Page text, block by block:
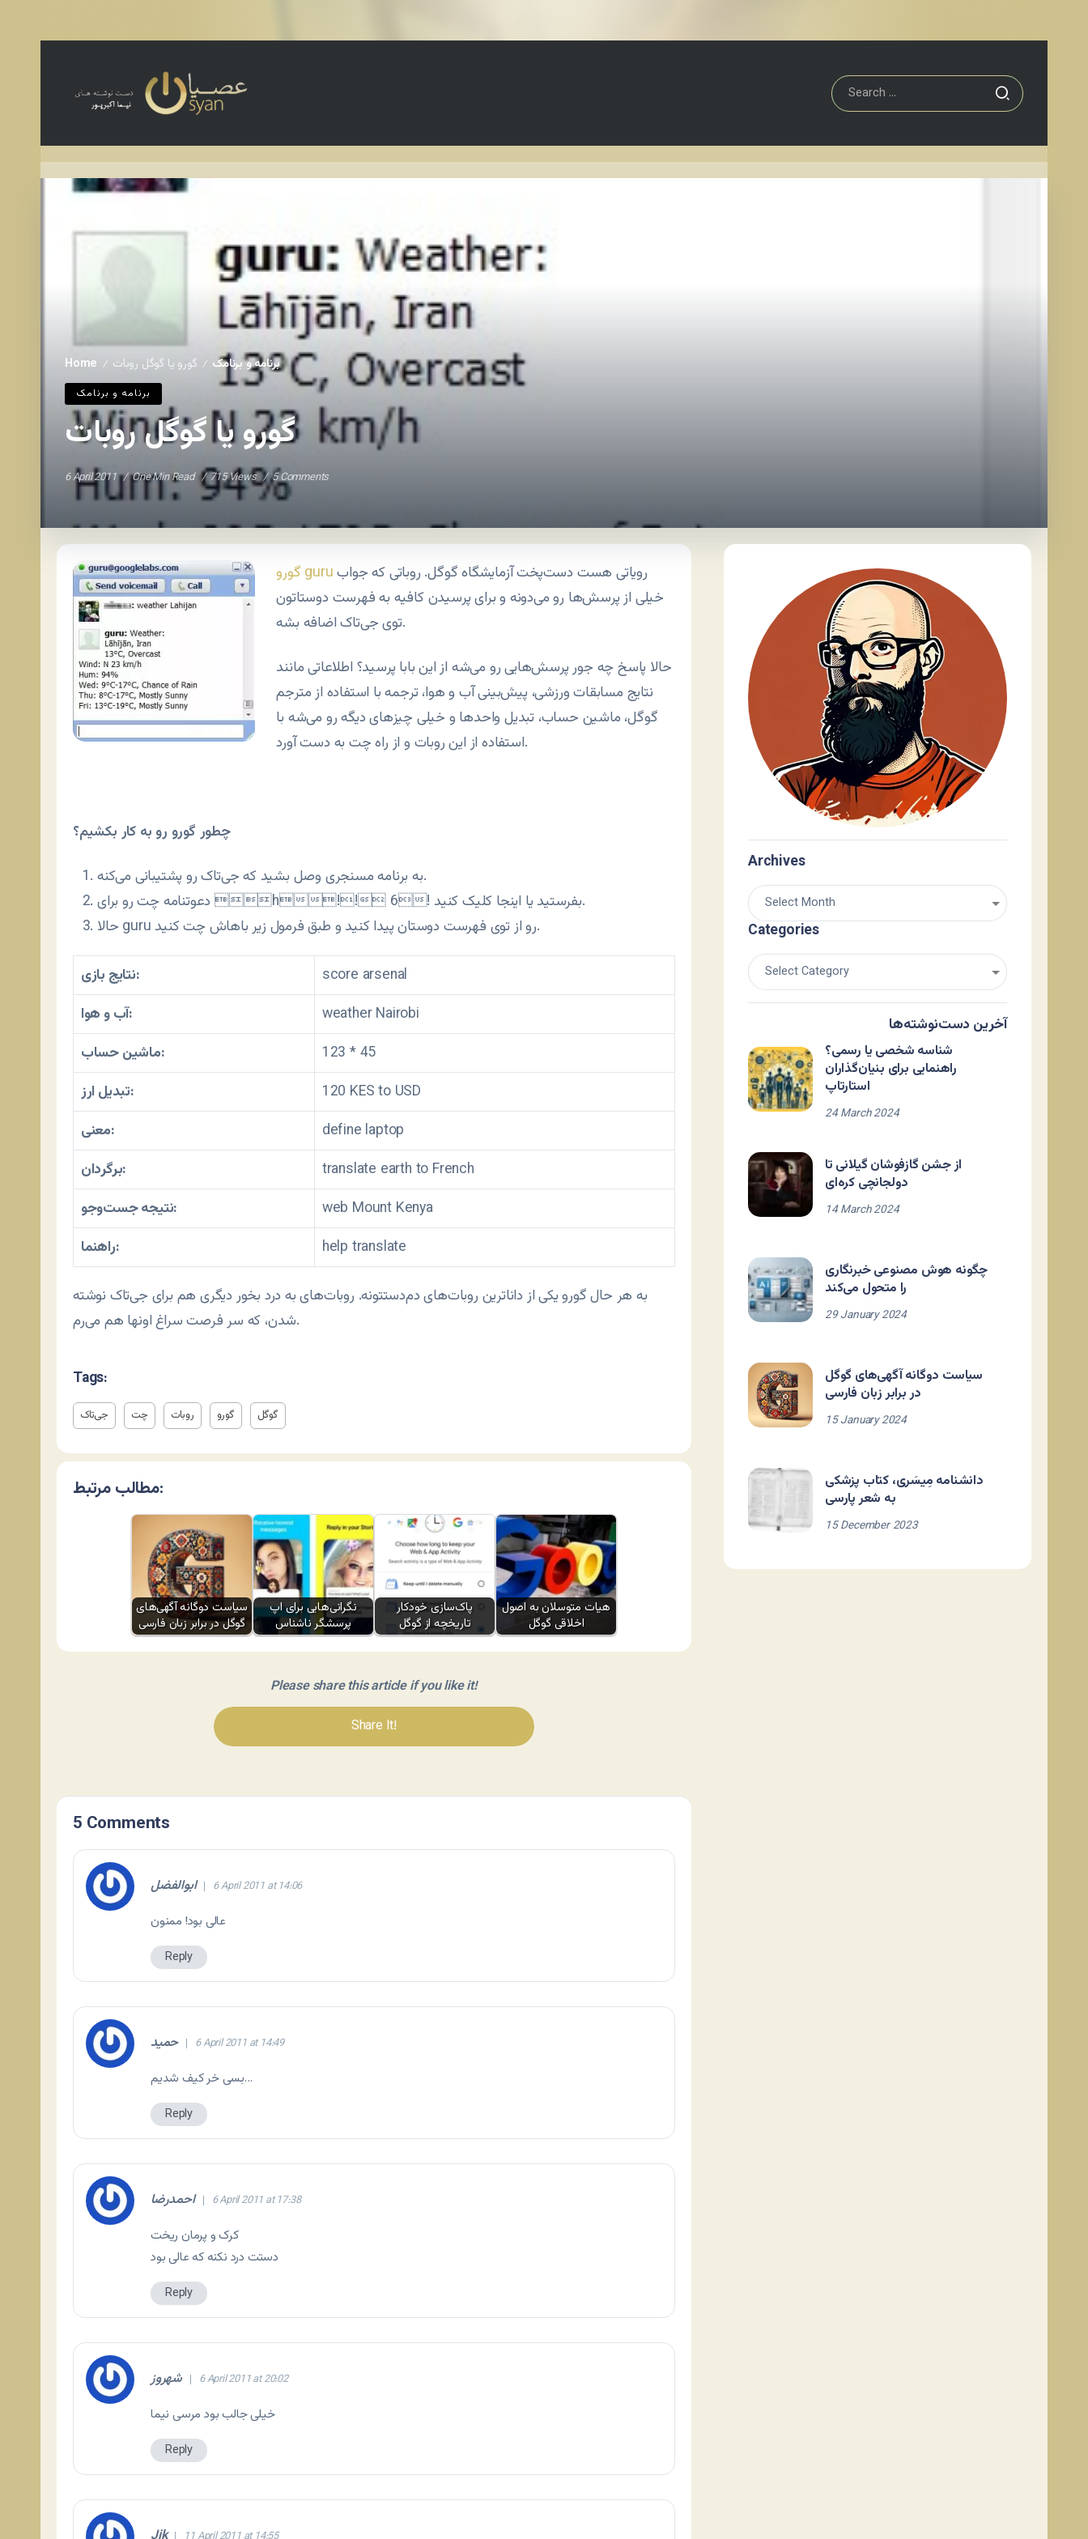
Home / برنامه و برنامک / گورو یا گوگل روبات
برنامه و برنامک
گورو یا گوگل روبات
6 April 2011 One Min Read 715 Views 5 Comments
گورو guruرویاتی هست دست‌پخت آزمایشگاه گوگل. روباتی که جواب
خیلی از پرسش‌ها رو می‌دونه و برای پرسیدن کافیه به فهرست دوستاتون
توی جی‌تاک اضافه بشه.
حالا پاسخ چه جور پرسش‌هایی رو می‌شه از این بابا پرسید؟ اطلاعاتی مانند
نتایج مسابقات ورزشی، پیش‌بینی آب و هوا، ترجمه با استفاده از مترجم
گوگل، ماشین حساب، تبدیل واحدها و خیلی چیزهای دیگه رو می‌شه با
استفاده از این روبات و از راه چت به دست آورد.
چطور گورو رو به کار بکشیم؟
به برنامه مسنجری وصل بشید که جی‌تاک رو پشتیبانی می‌کنه.
دعوتنامه چت رو برایh!! 6! بفرستید یا اینجا کلیک کنید
.
حالا guru رو از توی فهرست دوستان پیدا کنید و طبق فرمول زیر باهاش چت کنید.
نتایج بازی:
score arsenal
آب و هوا:
weather Nairobi
ماشین حساب:
123 * 45
تبدیل ارز:
120 KES to USD
معنی:
define laptop
برگردان:
translate earth to French
نتیجه جست‌وجو:
web Mount Kenya
راهنما:
help translate
به هر حال گورو یکی از داناترین روبات‌های دم‌دستتونه. روبات‌های به درد بخور دیگری هم برای جی‌تاک نوشته
شدن، که سر فرصت سراغ اونها هم می‌رم.
Tags:
جی‌تاک چت روبات گورو گوگل
مطالب مرتبط:
سیاست دوگانه آگهی‌های
گوگل در برابر زبان فارسی
نگرانی‌هایی برای اپ
پرسشگر ناشناس
پاک‌سازی خودکار
تاریخچه از گوگل
هیات متوسلان به اصول
اخلاقی گوگل
Please share this article if you like it!
Share It!
5 Comments
ابوالفضل 6 April 2011 at 14:06
عالی بود! ممنون
Reply
حمید 6 April 2011 at 14:49
بسی خر کیف شدیم…
Reply
احمدرضا 6 April 2011 at 17:38
کرک و پرمان ریخت
دستت درد نکنه که عالی بود
Reply
شهروز 6 April 2011 at 20:02
خیلی جالب بود مرسی نیما
Reply
Archives
Categories
آخرین دست‌نوشته‌ها
شناسه شخصی یا رسمی؟
راهنمایی برای بنیان‌گذاران
استارتاپ
24 March 2024
از جشن گازفوشان گیلانی تا
دولجانچی کره‌ای
14 March 2024
چگونه هوش مصنوعی خبرنگاری
را متحول می‌کند
29 January 2024
سیاست دوگانه آگهی‌های گوگل
در برابر زبان فارسی
15 January 2024
دانشنامه مِیسَری، کتاب پزشکی
به شعر پارسی
15 December 2023